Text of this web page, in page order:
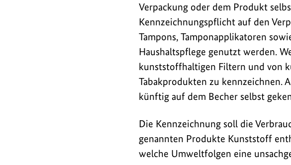
Verpackung oder dem Produkt
Kennzeichnungspflicht auf den
Tampons, Tamponapplikatoren
Haushaltspflege genutzt werden.
kunststoffhaltigen Filtern und von
Tabakprodukten zu kennzeichnen.
künftig auf dem Becher selbst
Die Kennzeichnung soll die
genannten Produkte Kunststoff
welche Umweltfolgen eine